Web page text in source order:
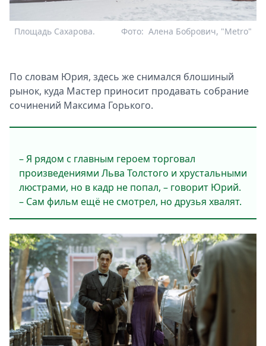
Площадь Сахарова. Алена Бобрович, "Metro"
Фото:
По словам Юрия, здесь же снимался блошиный
рынок, куда Мастер приносит продавать собрание
сочинений Максима Горького.
– Я рядом с главным героем торговал
произведениями Льва Толстого и хрустальными
люстрами, но в кадр не попал, – говорит Юрий.
– Сам фильм ещё не смотрел, но друзья хвалят.